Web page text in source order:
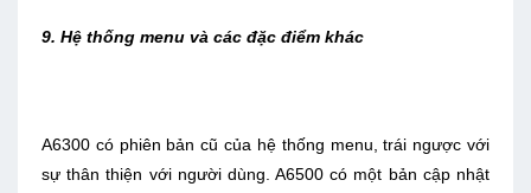
9. Hệ thống menu và các đặc điểm khác
A6300 có phiên bản cũ của hệ thống menu, trái ngược với
sự thân thiện với người dùng. A6500 có một bản cập nhật